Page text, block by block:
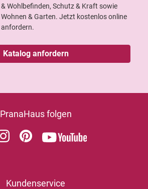
& Wohlbefinden, Schutz & Kraft sowie
Wohnen & Garten. Jetzt kostenlos online
anfordern.
Katalog anfordern
PranaHaus folgen
Kundenservice